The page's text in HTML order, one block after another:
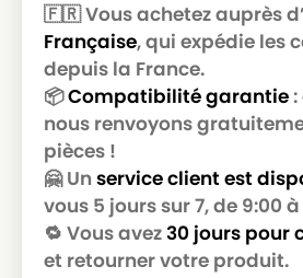
🇫🇷 Vous achetez auprès
Française, qui expédie les
depuis la France.
📦Compatibilité garantie
nous renvoyons
pièces !
🤗 Un service client est
vous 5 jours sur 7, de 9:00 à
🔁 Vous avez30 jours pour
et retourner votre produit.